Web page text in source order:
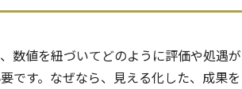
数値を紐づいてどのように評価や処遇が
です。なぜなら、見える化した、成果を